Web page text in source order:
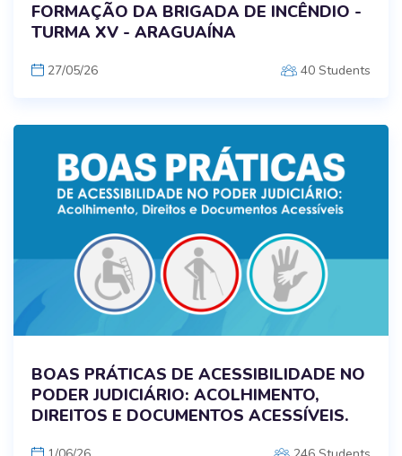
FORMAÇÃO DA BRIGADA DE INCÊNDIO -
TURMA XV - ARAGUAÍNA
27/05/26 40 Students
BOAS PRÁTICAS DE ACESSIBILIDADE NO
PODER JUDICIÁRIO: ACOLHIMENTO,
DIREITOS E DOCUMENTOS ACESSÍVEIS.